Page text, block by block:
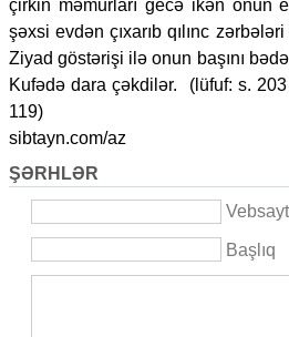
çirkin məmurları gecə ikən onun
şəxsi evdən çıxarıb qılınc
Ziyad göstərişi ilə onun başını
Kufədə dara çəkdilər. (lüfuf: s.
119)
sibtayn.com/az
ŞƏRHLƏR
Vebsayt
Başlıq